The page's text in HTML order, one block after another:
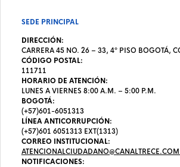
SEDE PRINCIPAL
DIRECCIÓN:
CARRERA 45 NO. 26 – 33, 4º PISO BOGOTÁ,
CÓDIGO POSTAL:
111711
HORARIO DE ATENCIÓN:
LUNES A VIERNES 8:00 A.M. – 5:00 P.M.
BOGOTÁ:
(+57)601-6051313
LÍNEA ANTICORRUPCIÓN:
(+57)601 6051313 EXT(1313)
CORREO INSTITUCIONAL:
NOTIFICACIONES: